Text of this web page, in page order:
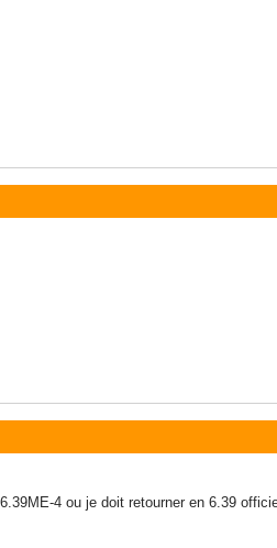
4 ou je doit retourner en 6.39